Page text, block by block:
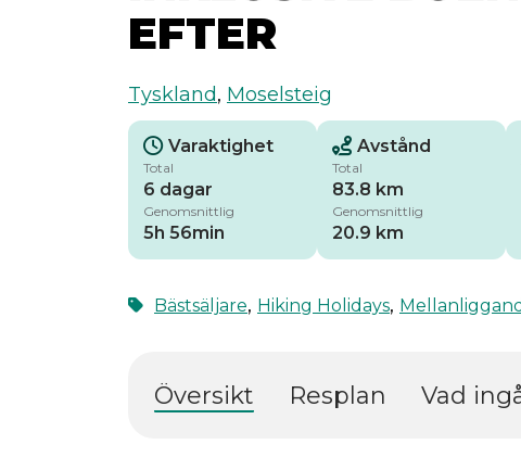
EFTER
Tyskland, Moselsteig
Varaktighet
Total
6 dagar
Genomsnittlig
5h 56min
Avstånd
Total
83.8 km
Genomsnittlig
20.9 km
Bästsäljare, Hiking Holidays,
Översikt Resplan Vad